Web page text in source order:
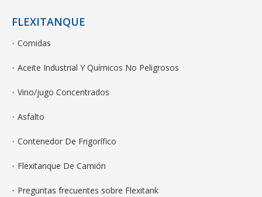
FLEXITANQUE
Comidas
Aceite Industrial Y Químicos No Peligrosos
Vino/jugo Concentrados
Asfalto
Contenedor De Frigorífico
Flexitanque De Camión
Preguntas frecuentes sobre Flexitank